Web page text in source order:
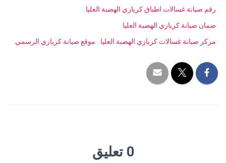
رقم صيانة غسالات اطباق كريازي الهضبة العليا
ضمان صيانة كريازي الهضبة العليا
مركز صيانة غسالات كريازي الهضبة العليا
موقع صيانة كريازي الرسمي
0 تعليق